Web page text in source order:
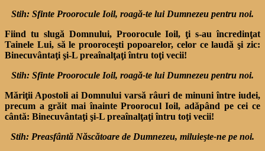
Stih: Sfinte Proorocule Ioil, roagă-te lui Dumnezeu pentru noi.
Fiind tu slugă Domnului, Proorocule Ioil, ţi s-au încre­dinţat
Tainele Lui, să le prooro­ceşti popoarelor, celor ce laudă şi zic:
Binecuvântaţi şi-L preaînalţaţi întru toţi vecii!
Stih: Sfinte Proorocule Ioil, roagă-te lui Dumnezeu pentru noi.
Măriţii Apostoli ai Domnului varsă râuri de minuni între iudei,
precum a grăit mai înainte Proorocul Ioil, adăpând pe cei ce
cântă: Binecuvântaţi şi-L preaînalţaţi întru toţi vecii!
Stih: Preasfântă Născătoare de Dumnezeu, miluieşte-ne pe noi.